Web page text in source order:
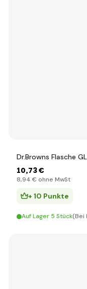
Dr.Browns Flasche
10,73 €
8,94 € ohne MwSt
+ 10 Punkte
Auf Lager 5 Stück(Bei